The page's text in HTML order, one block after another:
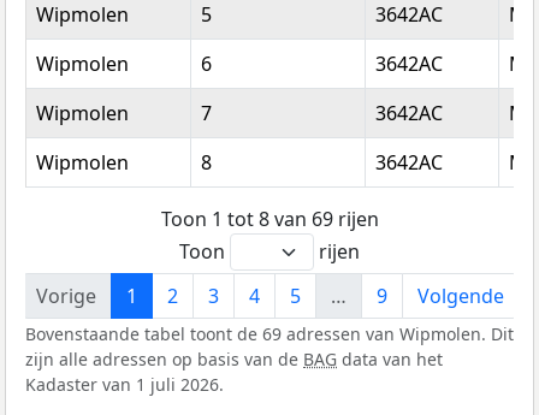
Wipmolen
5 3642AC
Wipmolen
6 3642AC
Wipmolen
7 3642AC
Wipmolen
8 3642AC
Toon 1 tot 8 van 69 rijen
Toon
rijen
Vorige
1 2 3 4 5 … 9 Volgende
Bovenstaande tabel toont de 69 adressen van Wipmolen. Dit
zijn alle adressen op basis van de BAG data van het
Kadaster van 1 juli 2026.